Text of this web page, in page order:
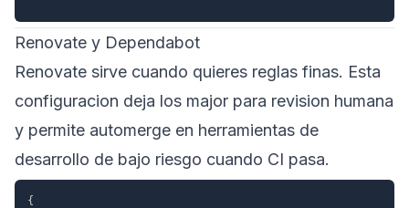
Renovate y Dependabot
Renovate sirve cuando quieres reglas finas. Esta
configuracion deja los major para revision humana
y permite automerge en herramientas de
desarrollo de bajo riesgo cuando CI pasa.
{